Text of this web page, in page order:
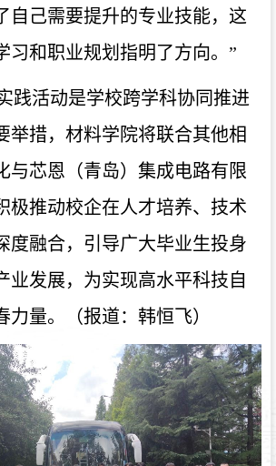
自己需要提升的专业技能，这
习和职业规划指明了方向。”
践活动是学校跨学科协同推进
举措，材料学院将联合其他相
与芯恩（青岛）集成电路有限
极推动校企在人才培养、技术
度融合，引导广大毕业生投身
业发展，为实现高水平科技自
力量。（报道：韩恒飞）